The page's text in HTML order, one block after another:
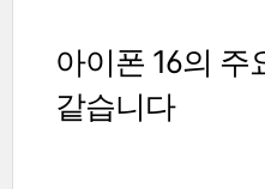
아이폰 16의 주
같습니다